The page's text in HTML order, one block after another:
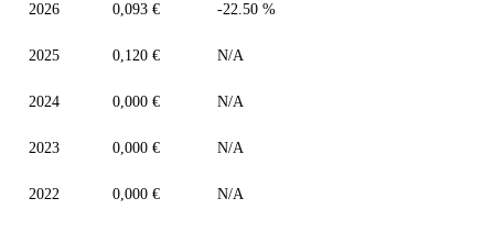
2026 0,093 € -22.50 %
2025 0,120 € N/A
2024 0,000 € N/A
2023 0,000 € N/A
2022 0,000 € N/A